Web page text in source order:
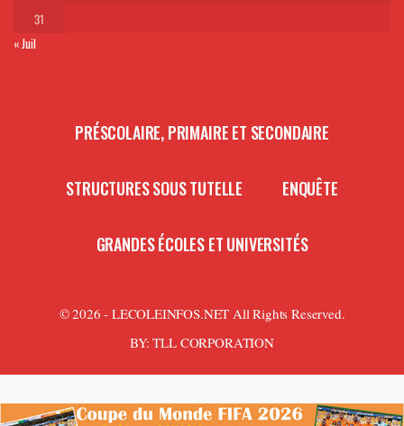
31
« Juil
PRÉSCOLAIRE, PRIMAIRE ET SECONDAIRE
STRUCTURES SOUS TUTELLE ENQUÊTE
GRANDES ÉCOLES ET UNIVERSITÉS
© 2026 - LECOLEINFOS.NET All Rights Reserved.
BY:TLL CORPORATION